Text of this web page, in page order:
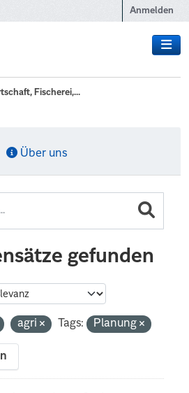
Anmelden
Fischerei,...
Über uns
gefunden
agri Tags: Planung